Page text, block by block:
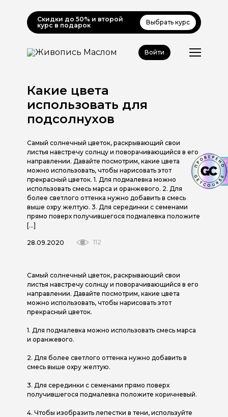
Скидки до 50% и второй
курс в подарок
Выбрать курс
Войти
Какие цвета
использовать для
подсолнухов
Самый солнечный цветок, раскрывающий свои
листья навстречу солнцу и поворачивающийся в его
направлении. Давайте посмотрим, какие цвета
можно использовать, чтобы нарисовать этот
прекрасный цветок. 1. Для подмалевка можно
использовать смесь марса и оранжевого. 2. Для
более светлого оттенка нужно добавить в смесь
выше охру желтую. 3. Для серединки с семенами
прямо поверх получившегося подмалевка положите
[…]
28.09.2020 112
Самый солнечный цветок, раскрывающий свои
листья навстречу солнцу и поворачивающийся в его
направлении. Давайте посмотрим, какие цвета
можно использовать, чтобы нарисовать этот
прекрасный цветок.
1. Для подмалевка можно использовать смесь марса
и оранжевого.
2. Для более светлого оттенка нужно добавить в
смесь выше охру желтую.
3. Для серединки с семенами прямо поверх
получившегося подмалевка положите коричневый.
4. Чтобы изобразить лепестки в тени, используйте